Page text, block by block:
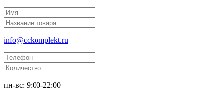
info@cckomplekt.ru
пн-вс: 9:00-22:00